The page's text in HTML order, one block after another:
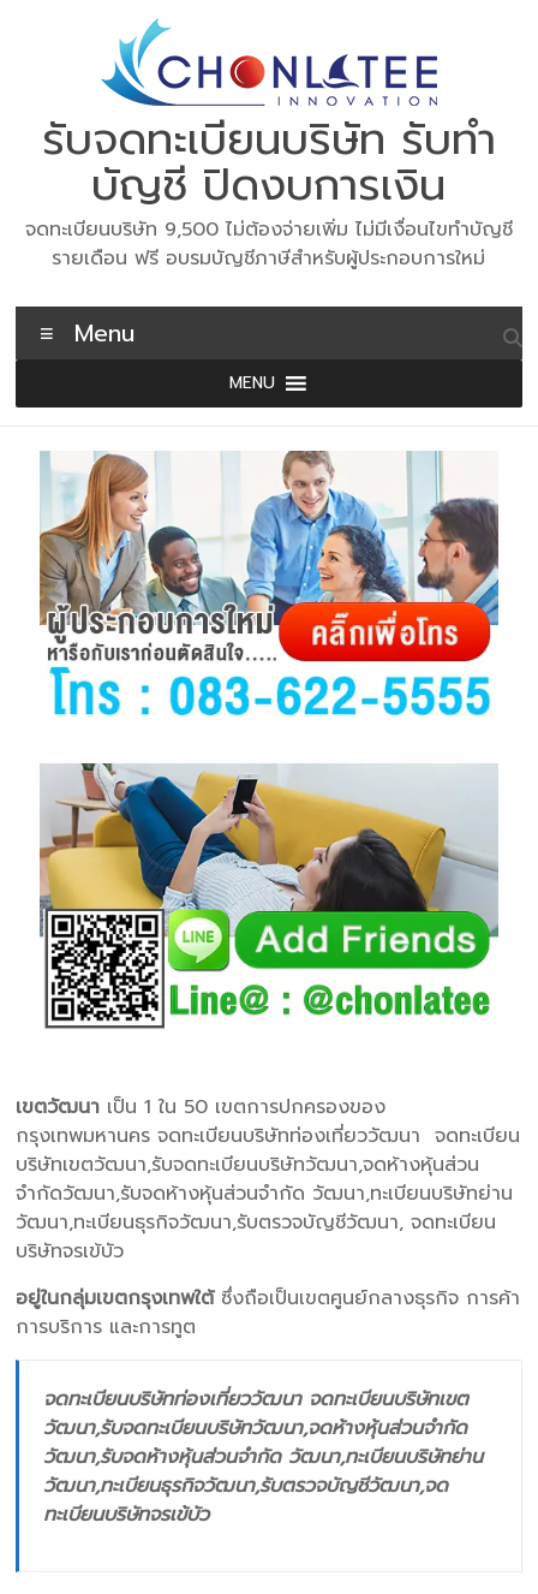
รับจดทะเบียนบริษัท รับทำ
บัญชี ปิดงบการเงิน
จดทะเบียนบริษัท 9,500 ไม่ต้องจ่ายเพิ่ม ไม่มีเงื่อนไขทำบัญชี
รายเดือน ฟรี อบรมบัญชีภาษีสำหรับผู้ประกอบการใหม่
Menu
MENU
เขตวัฒนา เป็น 1 ใน 50 เขตการปกครองของ
กรุงเทพมหานคร จดทะเบียนบริษัทท่องเที่ยววัฒนา จดทะเบียน
บริษัทเขตวัฒนา,รับจดทะเบียนบริษัทวัฒนา,จดห้างหุ้นส่วน
จำกัดวัฒนา,รับจดห้างหุ้นส่วนจำกัด วัฒนา,ทะเบียนบริษัทย่าน
วัฒนา,ทะเบียนธุรกิจวัฒนา,รับตรวจบัญชีวัฒนา, จดทะเบียน
บริษัทจรเข้บัว
อยู่ในกลุ่มเขตกรุงเทพใต้ซึ่งถือเป็นเขตศูนย์กลางธุรกิจ การค้า
การบริการ และการทูต
จดทะเบียนบริษัทท่องเที่ยววัฒนา จดทะเบียนบริษัทเขต
วัฒนา,รับจดทะเบียนบริษัทวัฒนา,จดห้างหุ้นส่วนจำกัด
วัฒนา,รับจดห้างหุ้นส่วนจำกัด วัฒนา,ทะเบียนบริษัทย่าน
วัฒนา,ทะเบียนธุรกิจวัฒนา,รับตรวจบัญชีวัฒนา,จด
ทะเบียนบริษัทจรเข้บัว